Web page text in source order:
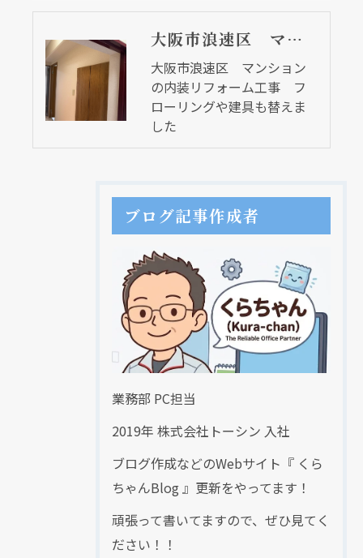
大阪市浪速区 マンションの内装リフォーム工事 フローリングや建具も替えました
大阪市浪速区 マンション
の内装リフォーム工事 フ
ローリングや建具も替えま
した
ブログ記事作成者
業務部 PC担当
2019年 株式会社トーシン 入社
ブログ作成などのWebサイト『 くら
ちゃんBlog 』更新をやってます！
頑張って書いてますので、ぜひ見てく
ださい！！